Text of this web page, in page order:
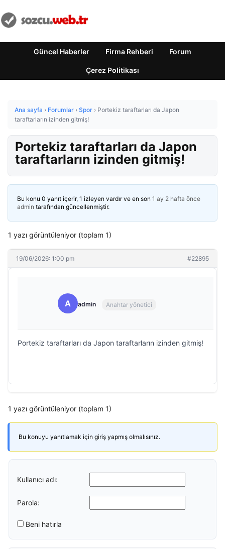
Güncel Haberler Firma Rehberi Forum
Çerez Politikası
Ana sayfa › Forumlar › Spor › Portekiz taraftarları da Japon
taraftarların izinden gitmiş!
Portekiz taraftarları da Japon
taraftarların izinden gitmiş!
Bu konu 0 yanıt içerir, 1 izleyen vardır ve en son 1 ay 2 hafta önce
admin tarafından güncellenmiştir.
1 yazı görüntüleniyor (toplam 1)
19/06/2026: 1:00 pm #22895
A admin Anahtar yönetici
Portekiz taraftarları da Japon taraftarların izinden gitmiş!
1 yazı görüntüleniyor (toplam 1)
Bu konuyu yanıtlamak için giriş yapmış olmalısınız.
Kullanıcı adı:
Parola:
Beni hatırla